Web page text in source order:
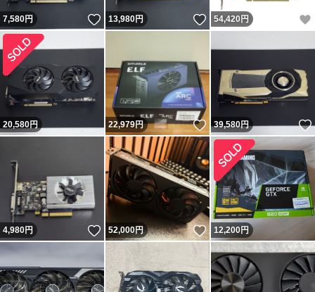
7,580円 いいね！
13,980円 いいね！
54,420 円
20,580円 22,979円 いいね！
39,580円
4,980円 いいね！
52,000円 いいね！
12,200円